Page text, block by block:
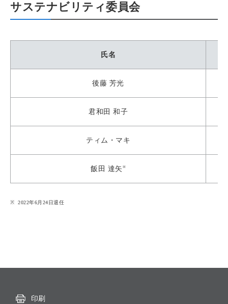
サステナビリティ委員会
氏名
後藤 芳光
君和田 和子
ティム・マキ
飯田 達矢 ※
2022年6月24日退任
印刷